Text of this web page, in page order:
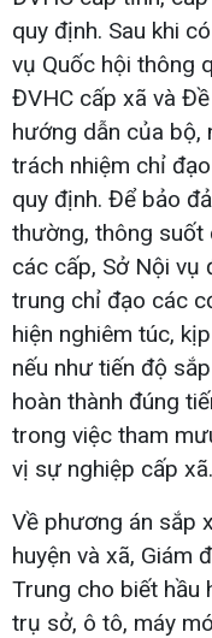
quy định. Sau khi
vụ Quốc hội thông
ĐVHC cấp xã và
hướng dẫn của bộ,
trách nhiệm chỉ
quy định. Để bảo
thường, thông suốt
các cấp, Sở Nội vụ
trung chỉ đạo các
hiện nghiêm túc,
nếu như tiến độ
hoàn thành đúng
trong việc tham
vị sự nghiệp cấp xã.
Về phương án sắp
huyện và xã, Giám
Trung cho biết hầu
trụ sở, ô tô, máy